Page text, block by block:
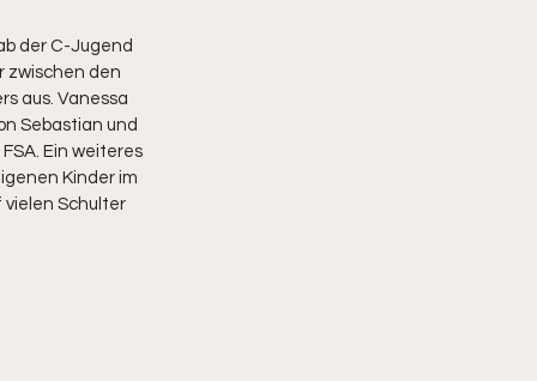
der C-Jugend
zwischen den
aus. Vanessa
Sebastian und
Ein weiteres
Kinder im
vielen Schulter